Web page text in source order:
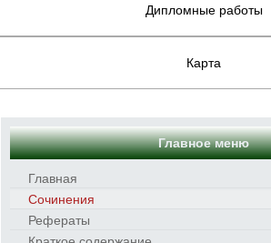
Дипломные работы
Карта
Главное меню
Главная
Сочинения
Рефераты